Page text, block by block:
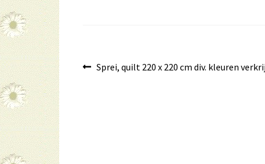
Bericht
Vorig
Sprei, quilt 220 x 220 cm div. kleuren